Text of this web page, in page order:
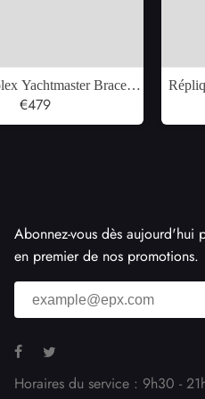
Yachtmaster Bracelet
or blanc Montre pour
€479
Abonnez-vous dès aujourd'hui
en premier de nos promotions.
Horaires du service : 9h30 -